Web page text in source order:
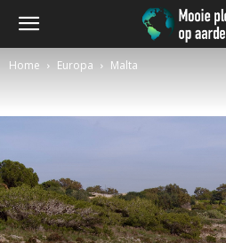
Home Europa Malta